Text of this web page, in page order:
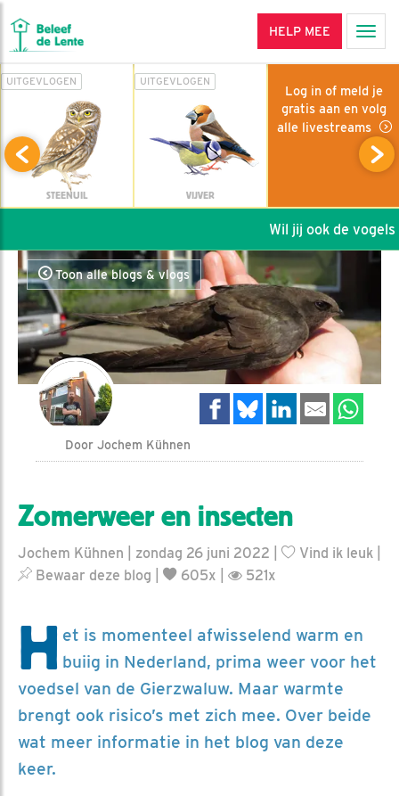
HELP MEE
UITGEVLOGEN
STEENUIL
UITGEVLOGEN
VIJVER
Log in of meld je
gratis aan en volg
alle livestreams
Wil jij ook de vogels
Toon alle blogs & vlogs
Door Jochem Kühnen
Zomerweer en insecten
Jochem Kühnen | zondag 26 juni 2022 | Vind ik leuk
Bewaar deze blog
605x | 521x
H et is momenteel afwisselend warm en
buiig in Nederland, prima weer voor het
voedsel van de Gierzwaluw. Maar warmte
brengt ook risico’s met zich mee. Over beide
wat meer informatie in het blog van deze
keer.